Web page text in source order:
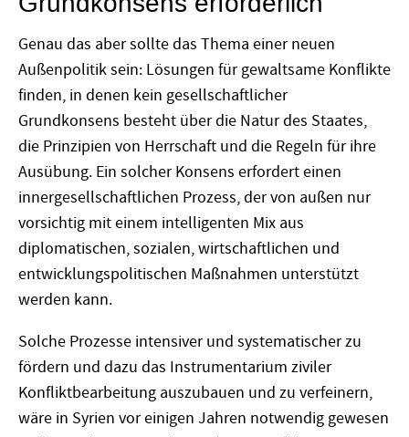
Genau das aber sollte das Thema einer neuen
Außenpolitik sein: Lösungen für gewaltsame Konflikte
finden, in denen kein gesellschaftlicher
Grundkonsens besteht über die Natur des Staates,
die Prinzipien von Herrschaft und die Regeln für ihre
Ausübung. Ein solcher Konsens erfordert einen
innergesellschaftlichen Prozess, der von außen nur
vorsichtig mit einem intelligenten Mix aus
diplomatischen, sozialen, wirtschaftlichen und
entwicklungspolitischen Maßnahmen unterstützt
werden kann.
Solche Prozesse intensiver und systematischer zu
fördern und dazu das Instrumentarium ziviler
Konfliktbearbeitung auszubauen und zu verfeinern,
wäre in Syrien vor einigen Jahren notwendig gewesen